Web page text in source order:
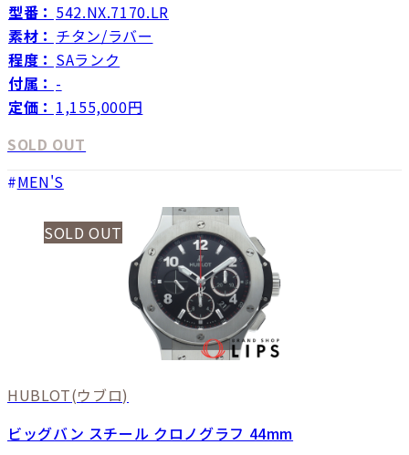
型番： 542.NX.7170.LR
素材： チタン/ラバー
程度： SAランク
付属： -
定価： 1,155,000円
SOLD OUT
MEN'S
SOLD OUT
HUBLOT(ウブロ)
ビッグバン スチール クロノグラフ 44mm